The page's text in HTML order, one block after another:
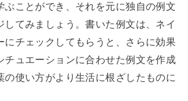
ぶことができ、それを元に独自の例文
してみましょう。書いた例文は、ネイ
にチェックしてもらうと、さらに効果
チュエーションに合わせた例文を作成
の使い方がより生活に根ざしたものに